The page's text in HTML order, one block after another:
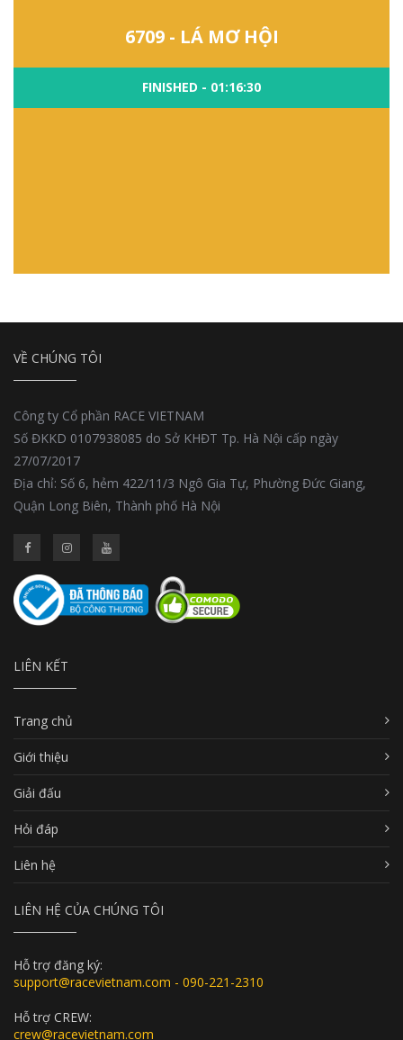
6709 - LÁ MƠ HỘI
FINISHED - 01:16:30
VỀ CHÚNG TÔI
Công ty Cổ phần RACE VIETNAM
Số ĐKKD 0107938085 do Sở KHĐT Tp. Hà Nội cấp ngày
27/07/2017
Địa chỉ: Số 6, hẻm 422/11/3 Ngô Gia Tự, Phường Đức Giang,
Quận Long Biên, Thành phố Hà Nội
LIÊN KẾT
Trang chủ
Giới thiệu
Giải đấu
Hỏi đáp
Liên hệ
LIÊN HỆ CỦA CHÚNG TÔI
Hỗ trợ đăng ký:
support@racevietnam.com - 090-221-2310
Hỗ trợ CREW:
crew@racevietnam.com